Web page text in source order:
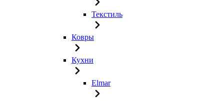
Текстиль
Ковры
Кухни
Elmar